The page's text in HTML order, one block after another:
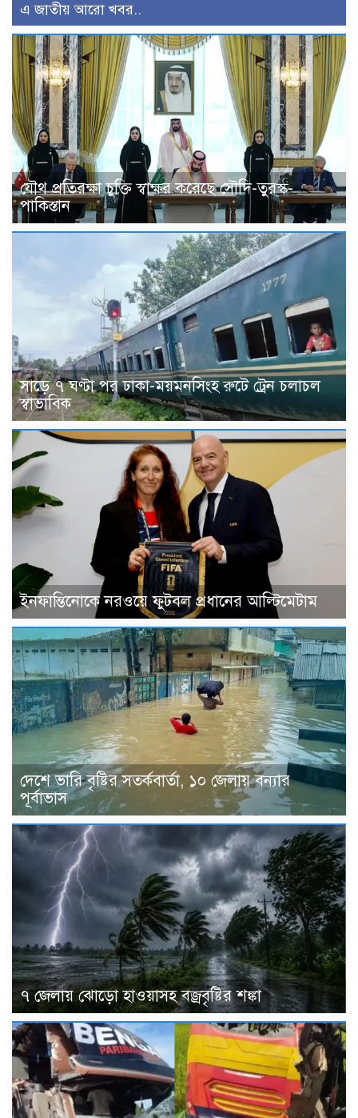
এ জাতীয় আরো খবর..
যৌথ প্রতিরক্ষা চুক্তি স্বাক্ষর করেছে সৌদি-তুরস্ক-
পাকিস্তান
সাড়ে ৭ ঘণ্টা পর ঢাকা-ময়মনসিংহ রুটে ট্রেন চলাচল
স্বাভাবিক
ইনফান্তিনোকে নরওয়ে ফুটবল প্রধানের আল্টিমেটাম
দেশে ভারি বৃষ্টির সতর্কবার্তা, ১০ জেলায় বন্যার
পূর্বাভাস
৭ জেলায় ঝোড়ো হাওয়াসহ বজ্রবৃষ্টির শঙ্কা